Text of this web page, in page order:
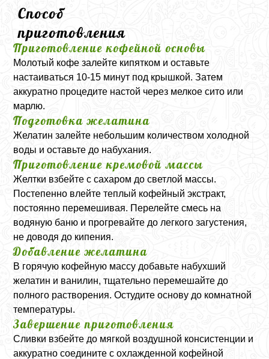
Способ
приготовления
Приготовление кофейной основы
Молотый кофе залейте кипятком и оставьте
настаиваться 10-15 минут под крышкой. Затем
аккуратно процедите настой через мелкое сито или
марлю.
Подготовка желатина
Желатин залейте небольшим количеством холодной
воды и оставьте до набухания.
Приготовление кремовой массы
Желтки взбейте с сахаром до светлой массы.
Постепенно влейте теплый кофейный экстракт,
постоянно перемешивая. Перелейте смесь на
водяную баню и прогревайте до легкого загустения,
не доводя до кипения.
Добавление желатина
В горячую кофейную массу добавьте набухший
желатин и ванилин, тщательно перемешайте до
полного растворения. Остудите основу до комнатной
температуры.
Завершение приготовления
Сливки взбейте до мягкой воздушной консистенции и
аккуратно соедините с охлажденной кофейной